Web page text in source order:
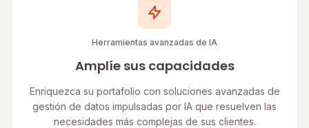
Herramientas avanzadas de IA
Amplíe sus capacidades
Enriquezca su portafolio con soluciones avanzadas de
gestión de datos impulsadas por IA que resuelven las
necesidades más complejas de sus clientes.